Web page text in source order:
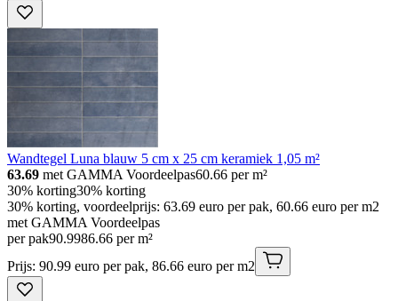
Wandtegel Luna blauw 5 cm x 25 cm keramiek 1,05 m²
63.69 met GAMMA Voordeelpas60.66 per m²
30% korting30% korting
30% korting, voordeelprijs: 63.69 euro per pak, 60.66 euro per m2
met GAMMA Voordeelpas
per pak90.9986.66 per m²
Prijs: 90.99 euro per pak, 86.66 euro per m2